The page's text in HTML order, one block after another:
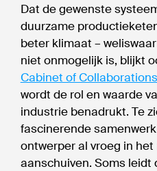
Dat de gewenste
duurzame
beter klimaat –
niet onmogelijk is, blijkt
Cabinet of Collaborations
wordt de rol en waarde
industrie benadrukt. Te
fascinerende
ontwerper al vroeg in
aanschuiven. Soms